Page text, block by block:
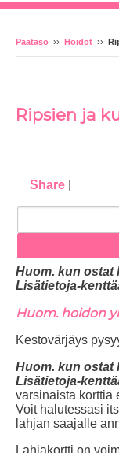
Päätaso ›› Hoidot ››
Ripsien ja
Share
Huom. kun ostat
Lisätietoja-
Huom. hoidon
Kestovärjäys
Huom. kun ostat
Lisätietoja-
varsinaista korttia
Voit halutessasi
lahjan saajalle